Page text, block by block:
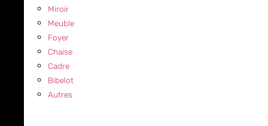
Miroir
Meuble
Foyer
Chaise
Cadre
Bibelot
Autres